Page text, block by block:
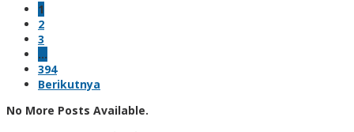
1
2
3
…
394
Berikutnya
No More Posts Available.